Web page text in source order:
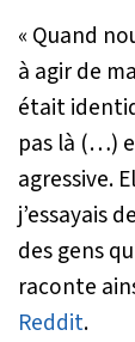
« Quand
à agir de
était
pas là (…)
agressive.
j’essayais
des gens
raconte
Reddit.